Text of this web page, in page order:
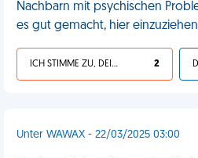
Nachbarn mit psychischen
es gut gemacht, hier
ICH STIMME ZU, DEIN LEBEN IST SCHEISSE 2
Unter WAWAX - 22/03/2025 03:00